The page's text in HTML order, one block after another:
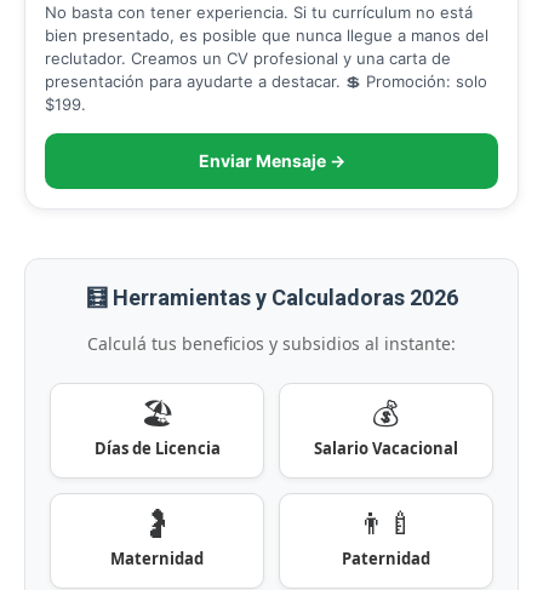
No basta con tener experiencia. Si tu currículum no está
bien presentado, es posible que nunca llegue a manos del
reclutador. Creamos un CV profesional y una carta de
presentación para ayudarte a destacar. 💲 Promoción: solo
$199.
Enviar Mensaje →
🧮 Herramientas y Calculadoras 2026
Calculá tus beneficios y subsidios al instante:
🏖️
Días de Licencia
💰
Salario Vacacional
🤰
Maternidad
👨‍🍼
Paternidad